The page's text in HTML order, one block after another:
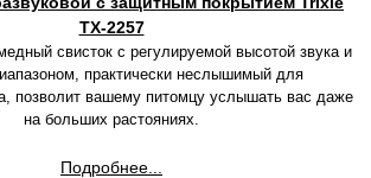
TX-2257
свисток с регулируемой высотой звука и
практически неслышимый для
позволит вашему питомцу услышать вас даже
на больших растояниях.
Подробнее...